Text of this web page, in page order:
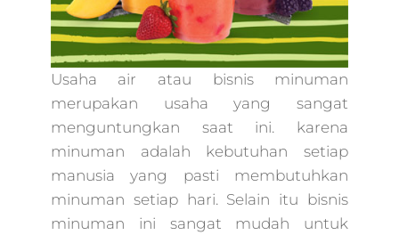
digital
online
marketing,digital
marketing untuk
pemula,bisnis
marketing
online,online
marketing
online,digital
marketing
kuliner,google
Usaha air atau bisnis minuman
merupakan usaha yang sangat
menguntungkan saat ini. karena
minuman adalah kebutuhan setiap
manusia yang pasti membutuhkan
minuman setiap hari. Selain itu bisnis
minuman ini sangat mudah untuk